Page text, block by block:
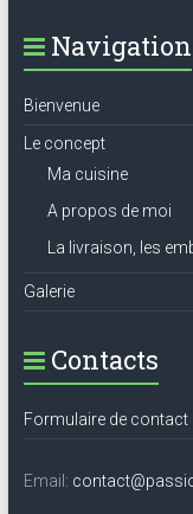
Navigation
Bienvenue
Le concept
Ma cuisine
A propos de moi
La livraison, les
Galerie
Contacts
Formulaire de contact
Email: